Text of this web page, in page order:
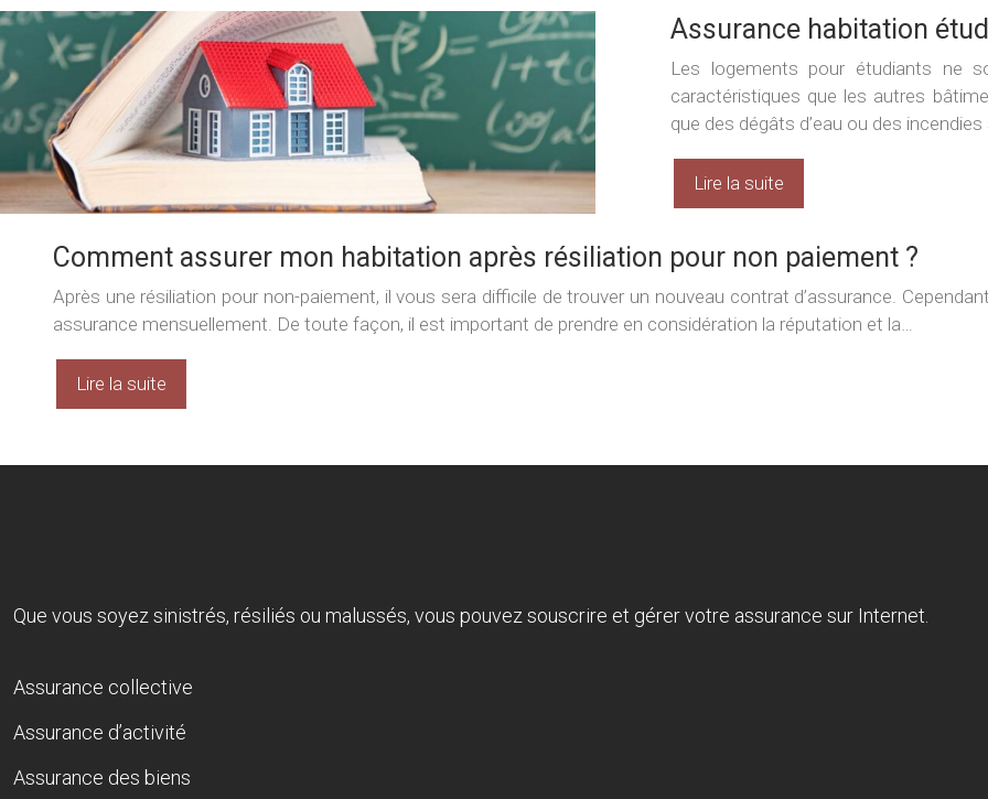
Assurance habitation
Les logements pour étudiants ne
caractéristiques que les autres
que des dégâts d’eau ou des
Lire la suite
Comment assurer mon habitation après résiliation pour non paiement ?
Après une résiliation pour non-paiement, il vous sera difficile de trouver un nouveau contrat d’assurance.
assurance mensuellement. De toute façon, il est important de prendre en considération la réputation et la…
Lire la suite
Que vous soyez sinistrés, résiliés ou malussés, vous pouvez souscrire et gérer votre assurance sur Internet.
Assurance collective
Assurance d’activité
Assurance des biens